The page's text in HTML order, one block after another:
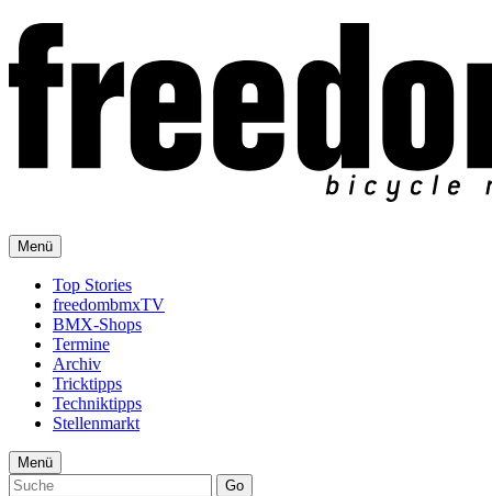
Menü
Top Stories
freedombmxTV
BMX-Shops
Termine
Archiv
Tricktipps
Techniktipps
Stellenmarkt
Menü
Go